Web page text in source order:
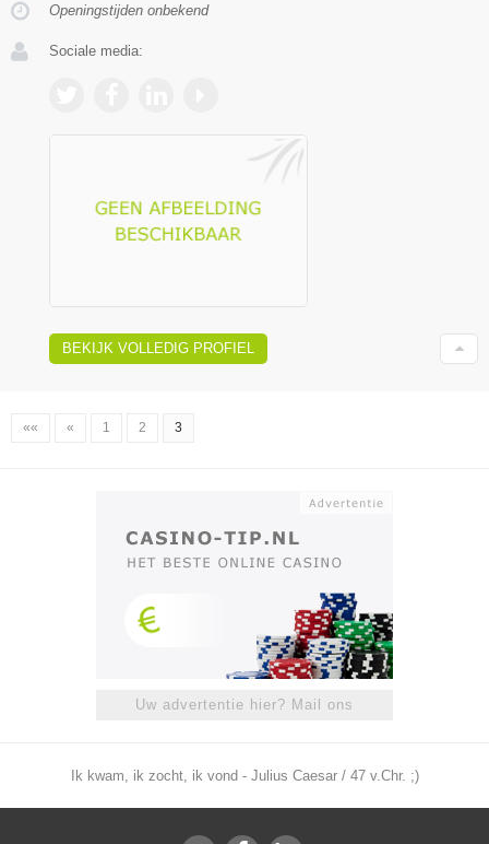
Openingstijden onbekend
Sociale media:
BEKIJK VOLLEDIG PROFIEL
«« « 1 2 3
Uw advertentie hier? Mail ons
Ik kwam, ik zocht, ik vond - Julius Caesar / 47 v.Chr. ;)